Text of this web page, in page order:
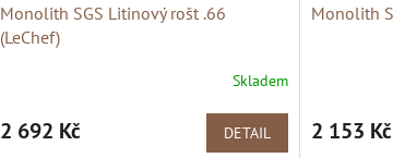
Monolith SGS Litinový rošt .66
(LeChef)
Skladem
2 692 Kč DETAIL
Monolith
2 153 Kč